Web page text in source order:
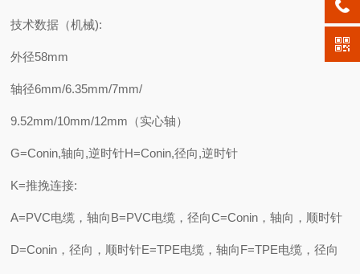
技术数据（机械):
外径58mm
轴径6mm/6.35mm/7mm/
9.52mm/10mm/12mm（实心轴）
G=Conin,轴向,逆时针H=Conin,径向,逆时针
K=推挽连接:
A=PVC电缆，轴向B=PVC电缆，径向C=Conin，轴向，顺时针
D=Conin，径向，顺时针E=TPE电缆，轴向F=TPE电缆，径向